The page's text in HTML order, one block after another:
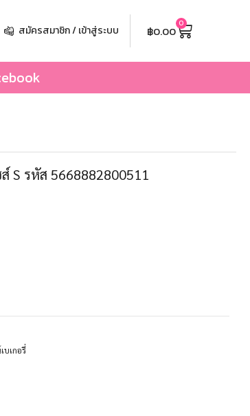
สมัครสมาชิก / เข้าสู่ระบบ ฿0.00 0
S รหัส 5668882800511
บเกอรี่